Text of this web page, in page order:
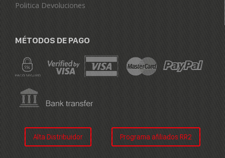
Politica Devoluciones
MÉTODOS DE PAGO
Alta Distribuidor Programa afiliados RR2